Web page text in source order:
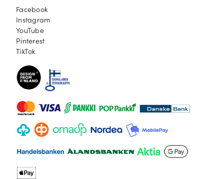
Facebook
Facebook
Instagram
Instagram
YouTube
YouTube
Pinterest
Pinterest
TikTok
TikTok